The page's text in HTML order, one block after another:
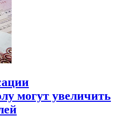
могут увеличить